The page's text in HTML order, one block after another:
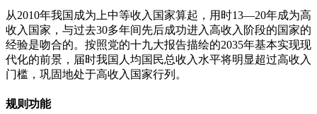
从2010年我国成为上中等收入国家算起，用时13—20年成为高
收入国家，与过去30多年间先后成功进入高收入阶段的国家的
经验是吻合的。按照党的十九大报告描绘的2035年基本实现现
代化的前景，届时我国人均国民总收入水平将明显超过高收入
门槛，巩固地处于高收入国家行列。
规则功能